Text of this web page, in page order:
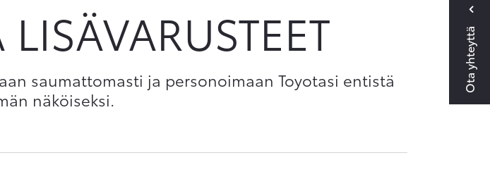
Ota yhteyttä
saumattomasti ja personoimaan Toyotasi entistä
näköiseksi.